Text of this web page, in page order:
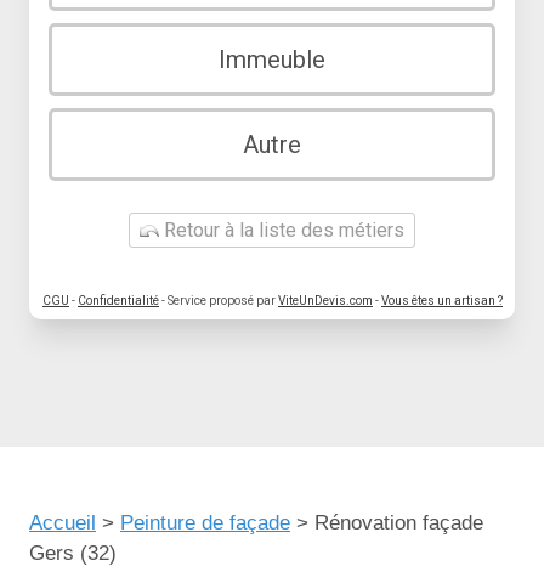
Immeuble
Autre
Retour à la liste des métiers
CGU - Confidentialité- Service proposé parViteUnDevis.com -Vous êtes un artisan ?
Accueil > Peinture de façade > Rénovation façade
Gers (32)